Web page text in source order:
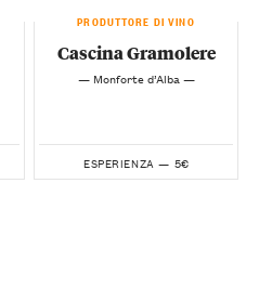
PRODUTTORE DI VINO
Cascina Gramolere
— Monforte d’Alba —
ESPERIENZA — 5€